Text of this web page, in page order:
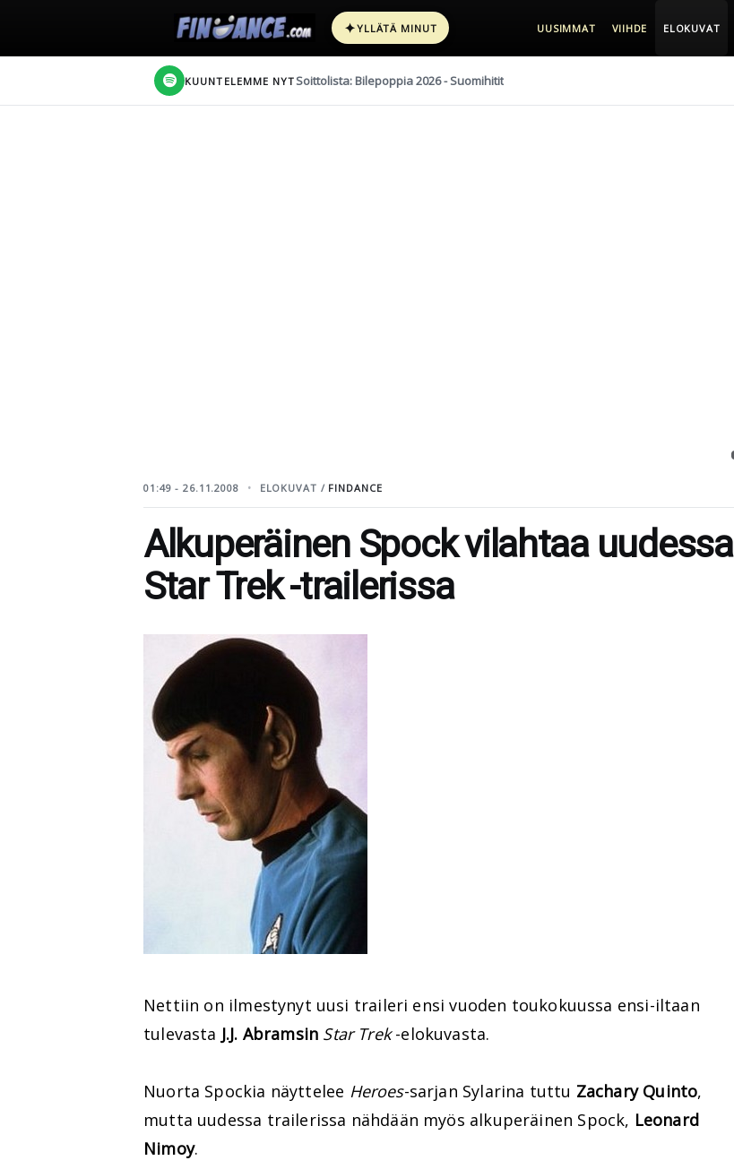
✦YLLÄTÄ MINUT UUSIMMAT VIIHDE ELOKUVAT
KUUNTELEMME NYT Soittolista: Bilepoppia 2026 - Suomihitit
01:49 - 26.11.2008 ELOKUVAT / FINDANCE
Alkuperäinen Spock vilahtaa uudessa
Star Trek -trailerissa
Nettiin on ilmestynyt uusi traileri ensi vuoden toukokuussa ensi-iltaan
tulevasta J.J. Abramsin Star Trek-elokuvasta.
Nuorta Spockia näyttelee Heroes-sarjan Sylarina tuttu Zachary Quinto,
mutta uudessa trailerissa nähdään myös alkuperäinen Spock, Leonard
Nimoy.